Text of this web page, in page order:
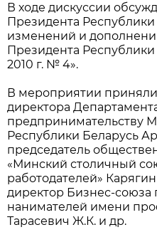
В ходе дискуссии
Президента
изменений и
Президента Республики
2010 г. № 4».
В мероприятии приняли
директора
предпринимательству
Республики Беларусь
председатель
«Минский столичный
работодателей»
директор Бизнес-
нанимателей имени
Тарасевич Ж.К. и др.